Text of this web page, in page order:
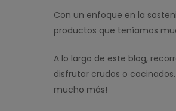
Con un enfoque en la
productos que teníamos
A lo largo de este blog,
disfrutar crudos o
mucho más!